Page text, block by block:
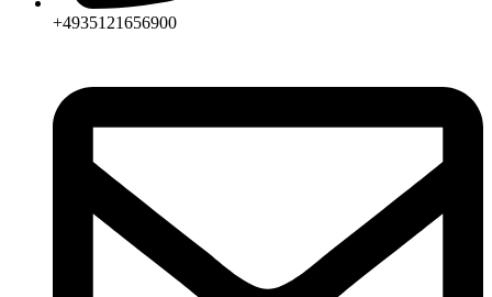
+4935121656900